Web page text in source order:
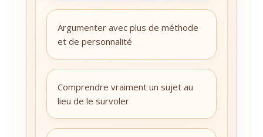
Argumenter avec plus de méthode
et de personnalité
Comprendre vraiment un sujet au
lieu de le survoler